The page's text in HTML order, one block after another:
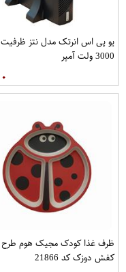
یو پی اس انرتک مدل نتز ظرفیت
3000 ولت آمپر
۰
ظرف غذا کودک مجیک هوم طرح
کفش دوزک کد 21866